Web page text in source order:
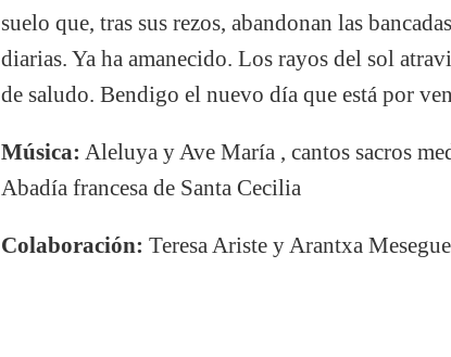
suelo que, tras sus rezos, abandonan las
diarias. Ya ha amanecido. Los rayos del sol
de saludo. Bendigo el nuevo día que está por
Música: Aleluya y Ave María , cantos sacros
Abadía francesa de Santa Cecilia
Colaboración: Teresa Ariste y Arantxa